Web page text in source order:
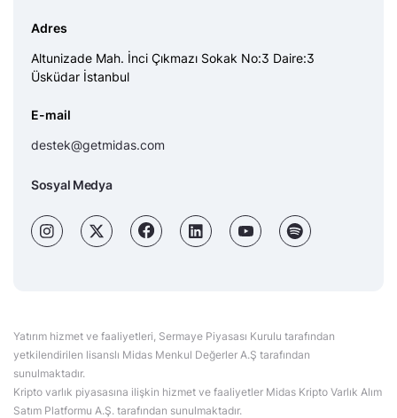
Adres
Altunizade Mah. İnci Çıkmazı Sokak No:3 Daire:3
Üsküdar İstanbul
E-mail
destek@getmidas.com
Sosyal Medya
Yatırım hizmet ve faaliyetleri, Sermaye Piyasası Kurulu tarafından
yetkilendirilen lisanslı Midas Menkul Değerler A.Ş tarafından
sunulmaktadır.
Kripto varlık piyasasına ilişkin hizmet ve faaliyetler Midas Kripto Varlık Alım
Satım Platformu A.Ş. tarafından sunulmaktadır.